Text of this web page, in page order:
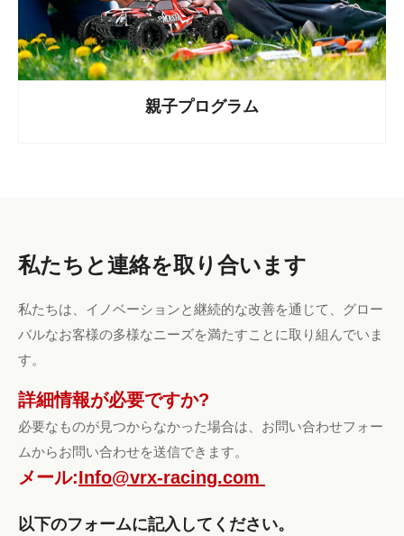
親子プログラム
私たちと連絡を取り合います
私たちは、イノベーションと継続的な改善を通じて、グロー
バルなお客様の多様なニーズを満たすことに取り組んでいま
す。
詳細情報が必要ですか?
必要なものが見つからなかった場合は、お問い合わせフォー
ムからお問い合わせを送信できます。
メール:Info@vrx-racing.com
以下のフォームに記入してください。